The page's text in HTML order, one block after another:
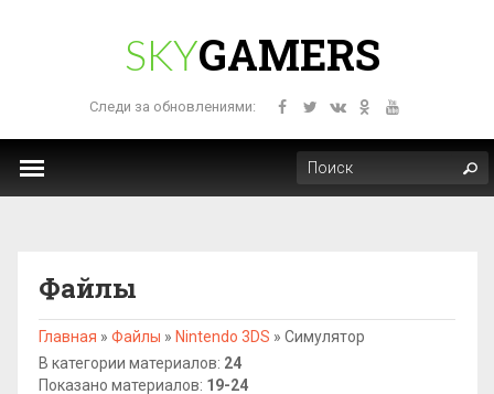
SKYGAMERS
Следи за обновлениями:
Файлы
Главная » Файлы » Nintendo 3DS » Симулятор
В категории материалов: 24
Показано материалов: 19-24